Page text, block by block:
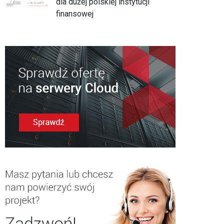
dla dużej polskiej instytucji
finansowej